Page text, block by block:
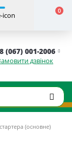
0
(067) 001-2006
дзвінок
(основне)